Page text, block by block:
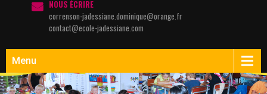
NOUS ÉCRIRE
correnson-jadessiane.dominique@orange.fr
contact@ecole-jadessiane.com
Menu